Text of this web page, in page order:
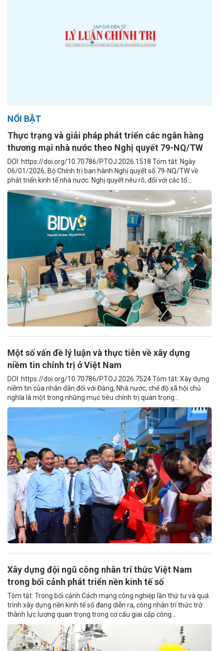
NỔI BẬT
Thực trạng và giải pháp phát triển các ngân hàng
thương mại nhà nước theo Nghị quyết 79-NQ/TW
DOI: https://doi.org/10.70786/PTOJ.2026.1518 Tóm tắt: Ngày
06/01/2026, Bộ Chính trị ban hành Nghị quyết số 79-NQ/TW về
phát triển kinh tế nhà nước. Nghị quyết nêu rõ, đối với các tổ...
Một số vấn đề lý luận và thực tiễn về xây dựng
niềm tin chính trị ở Việt Nam
DOI: https://doi.org/10.70786/PTOJ.2026.7524 Tóm tắt: Xây dựng
niềm tin của nhân dân đối với Đảng, Nhà nước, chế độ xã hội chủ
nghĩa là một trong những mục tiêu chính trị quan trọng...
Xây dựng đội ngũ công nhân trí thức Việt Nam
trong bối cảnh phát triển nền kinh tế số
Tóm tắt: Trong bối cảnh Cách mạng công nghiệp lần thứ tư và quá
trình xây dựng nền kinh tế số đang diễn ra, công nhân trí thức trở
thành lực lượng quan trọng trong cơ cấu giai cấp công...